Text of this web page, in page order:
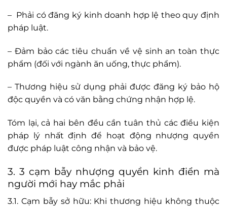
– Phải có đăng ký kinh doanh hợp lệ theo quy định
pháp luật.
– Đảm bảo các tiêu chuẩn về vệ sinh an toàn thực
phẩm (đối với ngành ăn uống, thực phẩm).
– Thương hiệu sử dụng phải được đăng ký bảo hộ
độc quyền và có văn bằng chứng nhận hợp lệ.
Tóm lại, cả hai bên đều cần tuân thủ các điều kiện
pháp lý nhất định để hoạt động nhượng quyền
được pháp luật công nhận và bảo vệ.
3. 3 cạm bẫy nhượng quyền kinh điển mà
người mới hay mắc phải
3.1. Cạm bẫy sở hữu: Khi thương hiệu không thuộc